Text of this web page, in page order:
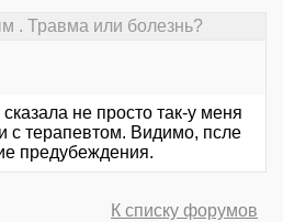
. Травма или болезнь?
не просто так-у меня
с терапевтом. Видимо, псле
предубеждения.
К списку форумов